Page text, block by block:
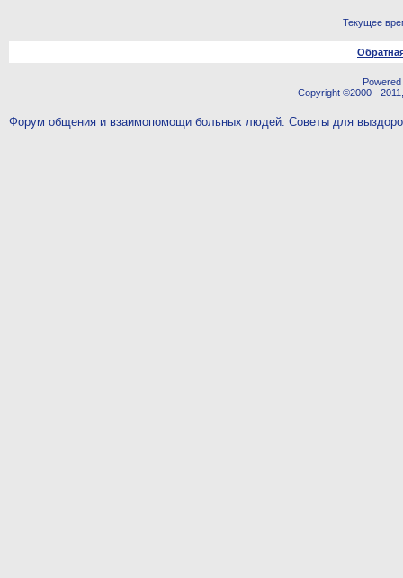
Текущее
Copyright ©2000 -
Форум общения и взаимопомощи больных людей. Советы для